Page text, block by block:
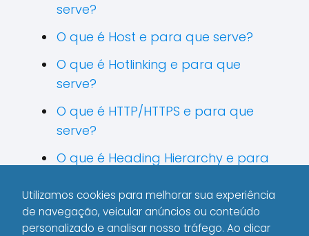
serve?
O que é Host e para que serve?
O que é Hotlinking e para que
serve?
O que é HTTP/HTTPS e para que
serve?
O que é Heading Hierarchy e para
O que é Indexação e para que
serve?
Utilizamos cookies para melhorar sua experiência
de navegação, veicular anúncios ou conteúdo
personalizado e analisar nosso tráfego. Ao clicar